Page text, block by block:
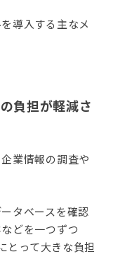
導入する主なメ
負担が軽減さ
業情報の調査や
タベースを確認
どを一つずつ
とって大きな負担